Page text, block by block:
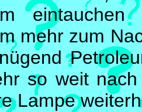
mehr zum
so weit
Lampe